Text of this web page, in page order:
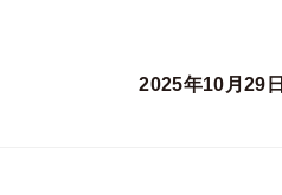
2025年10月29日